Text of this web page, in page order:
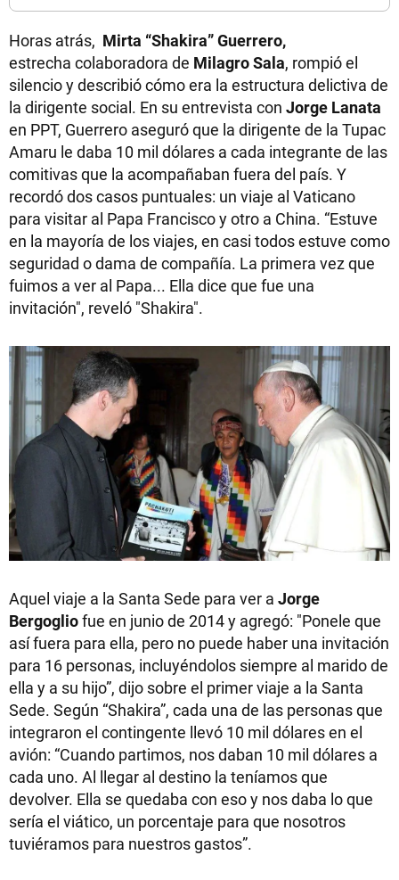
Horas atrás, Mirta “Shakira” Guerrero,
estrecha colaboradora de Milagro Sala, rompió el
silencio y describió cómo era la estructura delictiva de
la dirigente social. En su entrevista con Jorge Lanata
en PPT, Guerrero aseguró que la dirigente de la Tupac
Amaru le daba 10 mil dólares a cada integrante de las
comitivas que la acompañaban fuera del país. Y
recordó dos casos puntuales: un viaje al Vaticano
para visitar al Papa Francisco y otro a China. “Estuve
en la mayoría de los viajes, en casi todos estuve como
seguridad o dama de compañía. La primera vez que
fuimos a ver al Papa... Ella dice que fue una
invitación", reveló "Shakira".
Aquel viaje a la Santa Sede para ver a Jorge
Bergogliofue en junio de 2014 y agregó: "Ponele que
así fuera para ella, pero no puede haber una invitación
para 16 personas, incluyéndolos siempre al marido de
ella y a su hijo”, dijo sobre el primer viaje a la Santa
Sede. Según “Shakira”, cada una de las personas que
integraron el contingente llevó 10 mil dólares en el
avión: “Cuando partimos, nos daban 10 mil dólares a
cada uno. Al llegar al destino la teníamos que
devolver. Ella se quedaba con eso y nos daba lo que
sería el viático, un porcentaje para que nosotros
tuviéramos para nuestros gastos”.